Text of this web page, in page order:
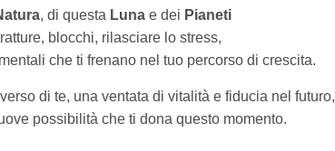
, di questa Lunae dei Pianeti
blocchi, rilasciare lo stress,
che ti frenano nel tuo percorso di crescita.
di te, una ventata di vitalità e fiducia nel futuro,
possibilità che ti dona questo momento.